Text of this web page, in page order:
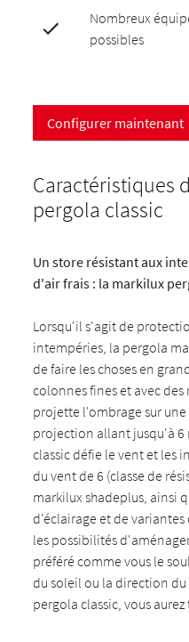
Nombreux
possibles
Configurer maintenant
Caractéristiques
pergola classic
Un store résistant aux
d'air frais : la markilux
Lorsqu'il s'agit de
intempéries, la pergola
de faire les choses en
colonnes fines et avec
projette l'ombrage sur une
projection allant jusqu'à 6
classic défie le vent et les
du vent de 6 (classe de
markilux shadeplus, ainsi
d'éclairage et de variantes
les possibilités
préféré comme vous le
du soleil ou la direction
pergola classic, vous